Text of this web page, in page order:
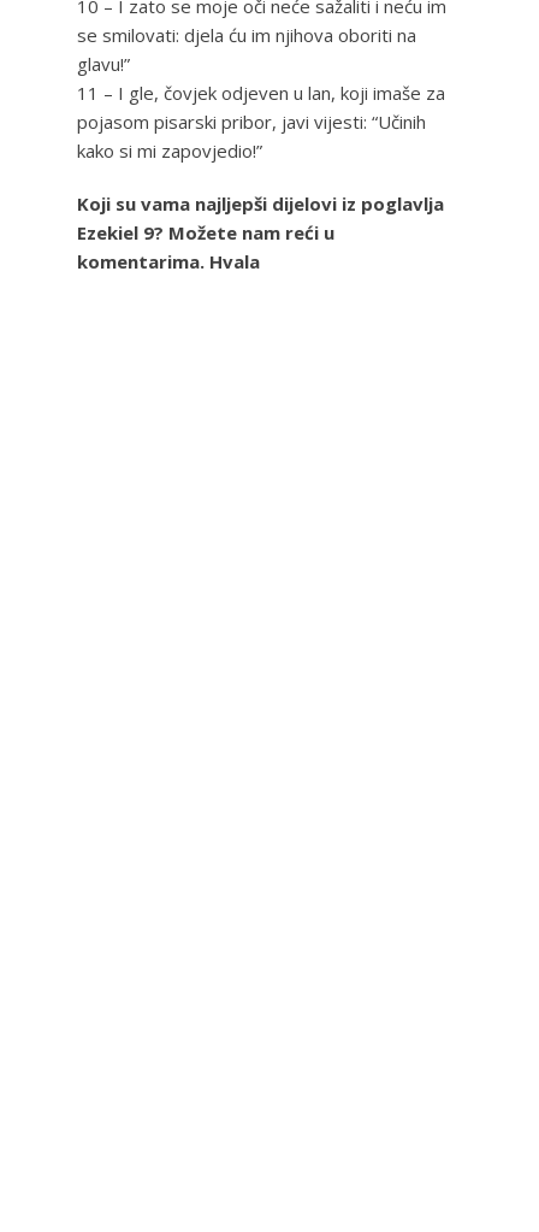
10 – I zato se moje oči neće sažaliti i neću im
se smilovati: djela ću im njihova oboriti na
glavu!”
11 – I gle, čovjek odjeven u lan, koji imaše za
pojasom pisarski pribor, javi vijesti: “Učinih
kako si mi zapovjedio!”
Koji su vama najljepši dijelovi iz poglavlja
Ezekiel 9? Možete nam reći u
komentarima. Hvala